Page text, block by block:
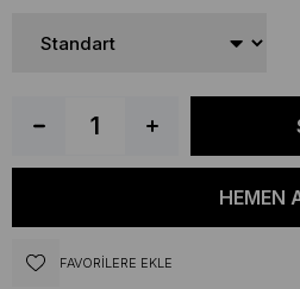
FAVORILERE EKLE